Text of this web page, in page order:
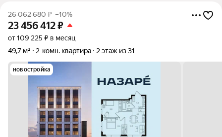
26 062 680₽ –10%
23 456 412₽
от 109 225 ₽ в месяц
49,7 м²
2-комн. квартира 2 этаж из 31
новостройка